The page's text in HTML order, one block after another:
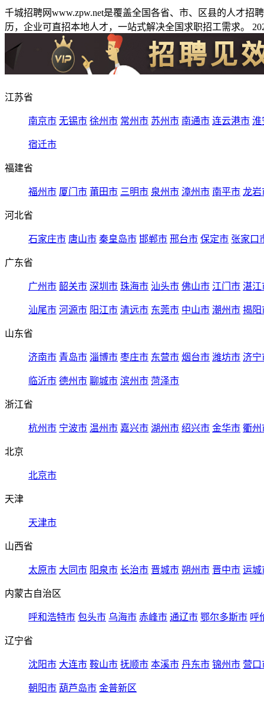
千城招聘网www.zpw.net是覆盖全国各省、市、区县的人才
历，企业可直招本地人才，一站式解决全国求职招工需求。
江苏省
南京市 无锡市 徐州市 常州市 苏州市 南通市 连云港市 淮
宿迁市
福建省
福州市 厦门市 莆田市 三明市 泉州市 漳州市 南平市 龙岩
河北省
石家庄市 唐山市 秦皇岛市 邯郸市 邢台市 保定市 张家口
广东省
广州市 韶关市 深圳市 珠海市 汕头市 佛山市 江门市 湛江
汕尾市 河源市 阳江市 清远市 东莞市 中山市 潮州市 揭阳
山东省
济南市 青岛市 淄博市 枣庄市 东营市 烟台市 潍坊市 济宁
临沂市 德州市 聊城市 滨州市 菏泽市
浙江省
杭州市 宁波市 温州市 嘉兴市 湖州市 绍兴市 金华市 衢州
北京
北京市
天津
天津市
山西省
太原市 大同市 阳泉市 长治市 晋城市 朔州市 晋中市 运城
内蒙古自治区
呼和浩特市 包头市 乌海市 赤峰市 通辽市 鄂尔多斯市 呼
辽宁省
沈阳市 大连市 鞍山市 抚顺市 本溪市 丹东市 锦州市 营口
朝阳市 葫芦岛市 金普新区